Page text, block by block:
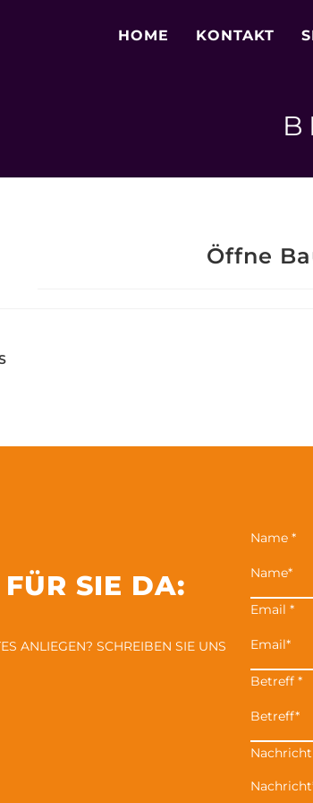
HOME KONTAKT
Öffne
SIE DA:
ANLIEGEN? SCHREIBEN SIE UNS
Name *
Email *
Betreff *
Nachricht